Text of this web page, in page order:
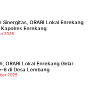
ORARI Lokal Enrekang
Enrekang
2026
ORARI Lokal Enrekang Gelar
6 di Desa Lembang
2025